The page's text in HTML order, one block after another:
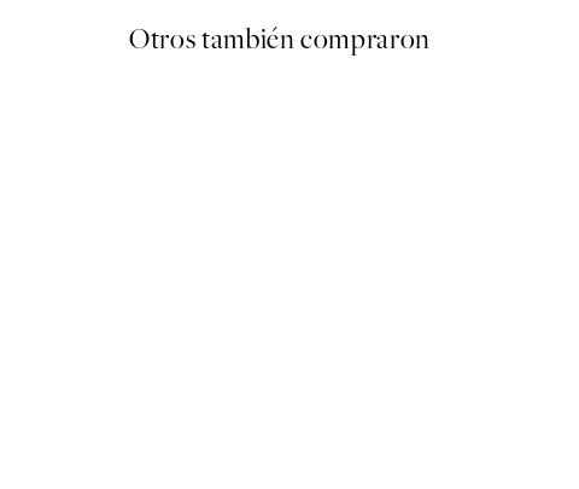
Otros también compraron